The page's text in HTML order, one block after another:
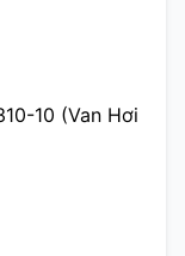
10 (Van Hơi